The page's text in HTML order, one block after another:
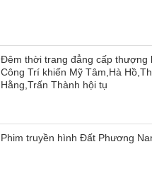
Đêm thời trang đẳng cấp thượng
Công Trí khiến Mỹ Tâm,Hà
Hằng,Trấn Thành hội tụ
Phim truyền hình Đất Phương